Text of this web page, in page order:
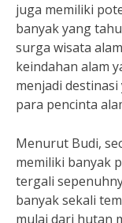
juga memiliki
banyak yang
surga wisata
keindahan alam
menjadi
para pencinta
Menurut Budi,
memiliki banyak
tergali
banyak sekali
mulai dari hutan